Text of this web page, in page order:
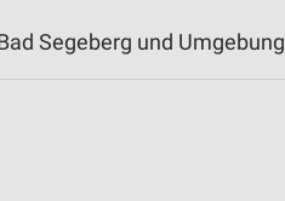
Segeberg und Umgebung